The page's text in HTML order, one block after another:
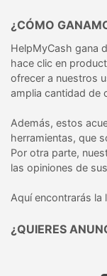
¿CÓMO
HelpMyCash gana
hace clic en
ofrecer a nuestros
amplia cantidad de
Además, estos
herramientas, que
Por otra parte,
las opiniones de
Aquí encontrarás la
¿QUIERES